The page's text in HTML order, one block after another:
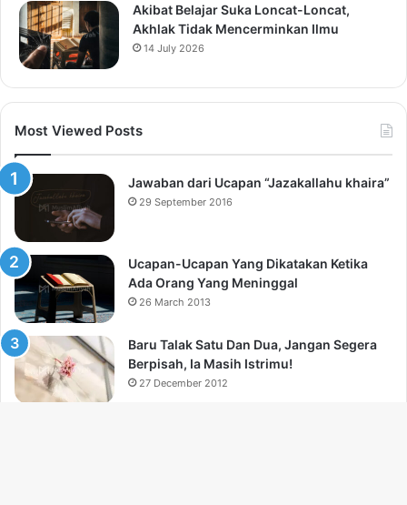
Akibat Belajar Suka Loncat-Loncat,
Akhlak Tidak Mencerminkan Ilmu
14 July 2026
Most Viewed Posts
Jawaban dari Ucapan “Jazakallahu khaira”
29 September 2016
Ucapan-Ucapan Yang Dikatakan Ketika
Ada Orang Yang Meninggal
26 March 2013
Baru Talak Satu Dan Dua, Jangan Segera
Berpisah, Ia Masih Istrimu!
27 December 2012